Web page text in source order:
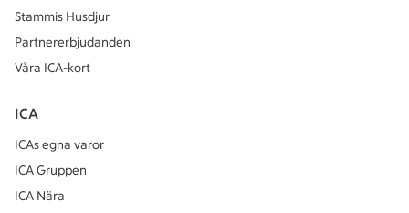
Stammis Husdjur
Partnererbjudanden
Våra ICA-kort
ICA
ICAs egna varor
ICA Gruppen
ICA Nära